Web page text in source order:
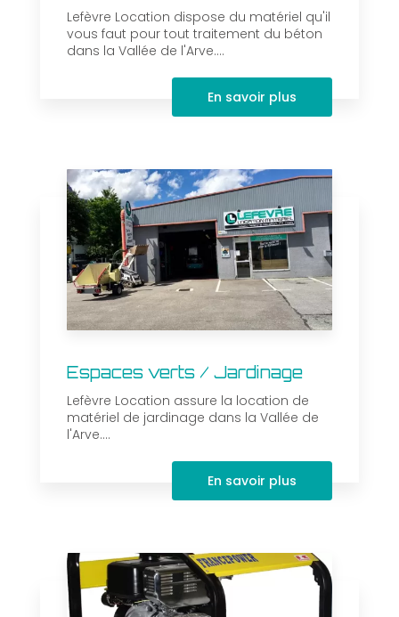
Lefèvre Location dispose du matériel qu'il
vous faut pour tout traitement du béton
dans la Vallée de l'Arve....
En savoir plus
Espaces verts / Jardinage
Lefèvre Location assure la location de
matériel de jardinage dans la Vallée de
l'Arve....
En savoir plus